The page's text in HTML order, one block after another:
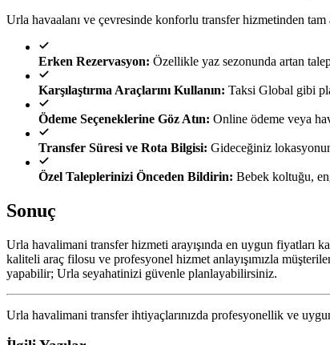
Urla havaalanı ve çevresinde konforlu transfer hizmetinden
Erken Rezervasyon: Özellikle yaz sezonunda artan
Karşılaştırma Araçlarını Kullanın: Taksi Global gibi
Ödeme Seçeneklerine Göz Atın: Online ödeme veya
Transfer Süresi ve Rota Bilgisi: Gideceğiniz
Özel Taleplerinizi Önceden Bildirin: Bebek koltuğu,
Sonuç
Urla havalimani transfer hizmeti arayışında en uygun fiyatları
kaliteli araç filosu ve profesyonel hizmet anlayışımızla
yapabilir; Urla seyahatinizi güvenle planlayabilirsiniz.
Urla havalimani transfer ihtiyaçlarınızda profesyonellik ve